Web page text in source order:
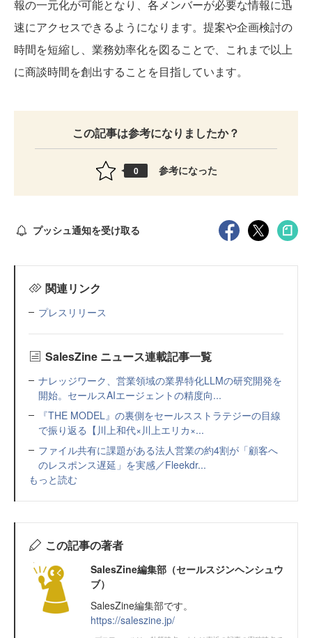
報の一元化が可能となり、各メンバーが必要な情報に迅
速にアクセスできるようになります。提案や企画検討の
時間を短縮し、業務効率化を図ることで、これまで以上
に商談時間を創出することを目指しています。
この記事は参考になりましたか？
0 参考になった
プッシュ通知を受け取る
関連リンク
プレスリリース
SalesZine ニュース連載記事一覧
ナレッジワーク、営業領域の業界特化LLMの研究開発を
開始。セールスAIエージェントの精度向...
『THE MODEL』の裏側をセールスストラテジーの目線
で振り返る【川上和代×川上エリカ×...
ファイル共有に課題がある法人営業の約4割が「顧客へ
のレスポンス遅延」を実感／Fleekdr...
もっと読む
この記事の著者
SalesZine編集部（セールスジンヘンシュウ
ブ）
SalesZine編集部です。
https://saleszine.jp/